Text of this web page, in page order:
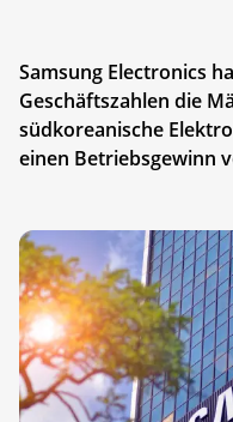
Samsung Electronics
Geschäftszahlen die
südkoreanische
einen Betriebsgewinn